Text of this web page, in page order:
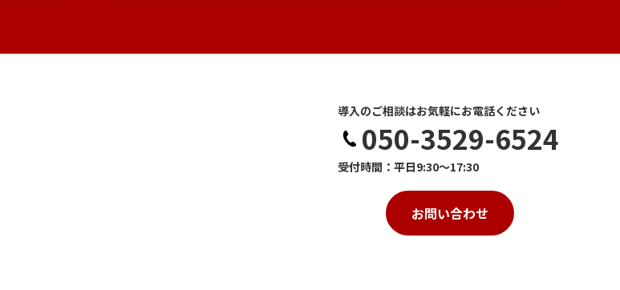
導入のご相談はお気軽にお電話ください
050-3529-6524
受付時間：平日9:30～17:30
お問い合わせ